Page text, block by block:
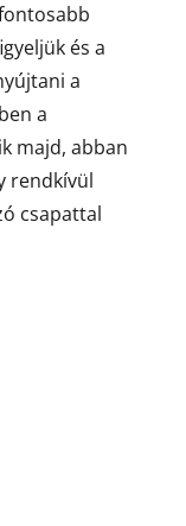
és a
a
a
majd, abban
rendkívül
csapattal